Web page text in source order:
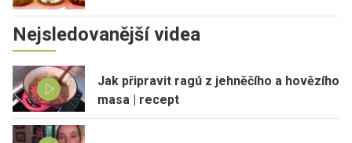
Nejsledovanější videa
Jak připravit ragú z jehněčího a hovězího
masa | recept